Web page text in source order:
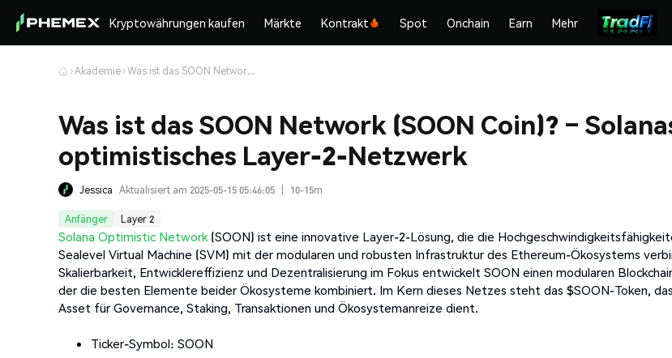
Kryptowährungen kaufen Märkte Kontrakt Spot Onchain Earn Mehr
Akademie Was ist das SOON Network (SOON Coin)? – Solanas optimistisches Layer-2-Netzwerk
Was ist das SOON Network (SOON Coin)? –
optimistisches Layer-2-Netzwerk
Jessica Aktualisiert am 2025-05-15 05:46:05 10-15m
Anfänger Layer 2
Solana Optimistic Network(SOON) ist eine innovative Layer-2-Lösung, die die
Sealevel Virtual Machine (SVM) mit der modularen und robusten Infrastruktur des Ethereum-Ökosystems
Skalierbarkeit, Entwicklereffizienz und Dezentralisierung im Fokus entwickelt SOON einen modularen
der die besten Elemente beider Ökosysteme kombiniert. Im Kern dieses Netzes steht das $SOON-Token,
Asset für Governance, Staking, Transaktionen und Ökosystemanreize dient.
Ticker-Symbol: SOON